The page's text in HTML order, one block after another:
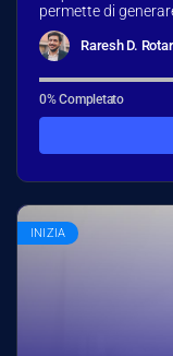
permette di
scrivendo un
Raresh D.
0% Completato
INIZIA